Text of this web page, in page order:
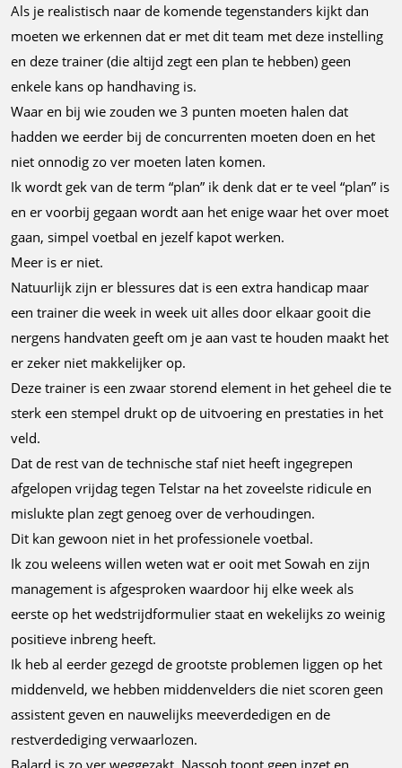
Als je realistisch naar de komende tegenstanders kijkt dan
moeten we erkennen dat er met dit team met deze instelling
en deze trainer (die altijd zegt een plan te hebben) geen
enkele kans op handhaving is.
Waar en bij wie zouden we 3 punten moeten halen dat
hadden we eerder bij de concurrenten moeten doen en het
niet onnodig zo ver moeten laten komen.
Ik wordt gek van de term “plan” ik denk dat er te veel “plan” is
en er voorbij gegaan wordt aan het enige waar het over moet
gaan, simpel voetbal en jezelf kapot werken.
Meer is er niet.
Natuurlijk zijn er blessures dat is een extra handicap maar
een trainer die week in week uit alles door elkaar gooit die
nergens handvaten geeft om je aan vast te houden maakt het
er zeker niet makkelijker op.
Deze trainer is een zwaar storend element in het geheel die te
sterk een stempel drukt op de uitvoering en prestaties in het
veld.
Dat de rest van de technische staf niet heeft ingegrepen
afgelopen vrijdag tegen Telstar na het zoveelste ridicule en
mislukte plan zegt genoeg over de verhoudingen.
Dit kan gewoon niet in het professionele voetbal.
Ik zou weleens willen weten wat er ooit met Sowah en zijn
management is afgesproken waardoor hij elke week als
eerste op het wedstrijdformulier staat en wekelijks zo weinig
positieve inbreng heeft.
Ik heb al eerder gezegd de grootste problemen liggen op het
middenveld, we hebben middenvelders die niet scoren geen
assistent geven en nauwelijks meeverdedigen en de
restverdediging verwaarlozen.
Balard is zo ver weggezakt, Nassoh toont geen inzet en